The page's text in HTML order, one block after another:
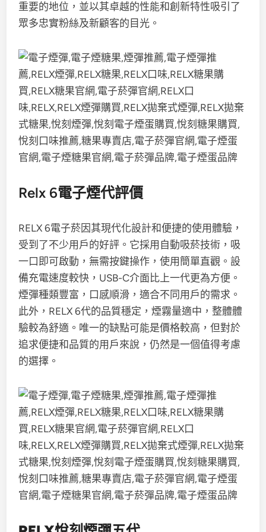
重要的地位，並以其卓越的性能和創新特性吸引了
眾多忠實粉絲及新顧客的目光。
Relx 6電子煙代評價
RELX 6電子菸因其現代化設計和便捷的使用體驗，
受到了不少用戶的好評。它採用自動吸菸技術，吸
一口即可啟動，無需按鍵操作，使用簡單直觀。設
備充電速度較快，USB-C介面比上一代更為方便。
煙彈種類豐富，口感順滑，適合不同用戶的需求。
此外，RELX 6代的品質穩定，煙霧量適中，整體體
驗較為舒適。唯一的缺點可能是價格較高，但對於
追求便捷和品質的用戶來說，仍然是一個值得考慮
的選擇。